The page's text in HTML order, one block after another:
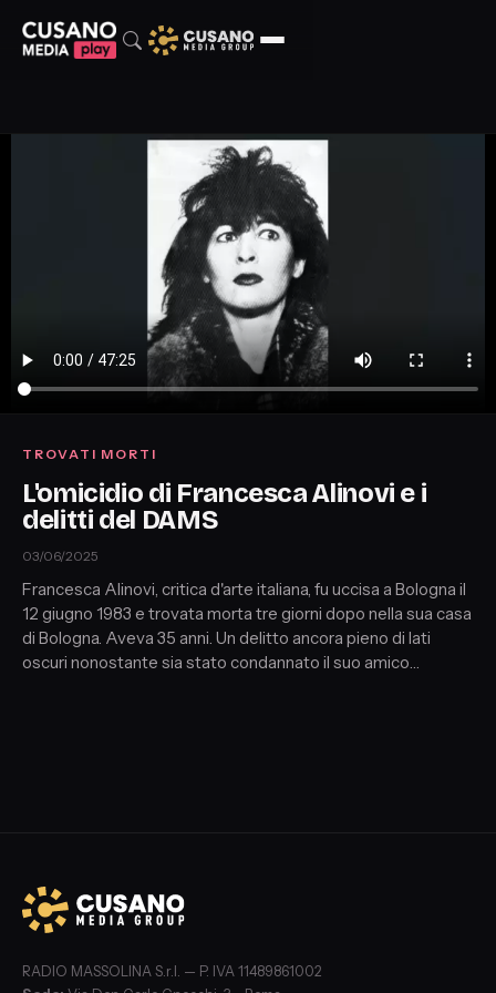
TROVATI MORTI
L'omicidio di Francesca Alinovi e i
delitti del DAMS
03/06/2025
Francesca Alinovi, critica d'arte italiana, fu uccisa a Bologna il
12 giugno 1983 e trovata morta tre giorni dopo nella sua casa
di Bologna. Aveva 35 anni. Un delitto ancora pieno di lati
oscuri nonostante sia stato condannato il suo amico
RADIO MASSOLINA S.r.l. — P. IVA 11489861002